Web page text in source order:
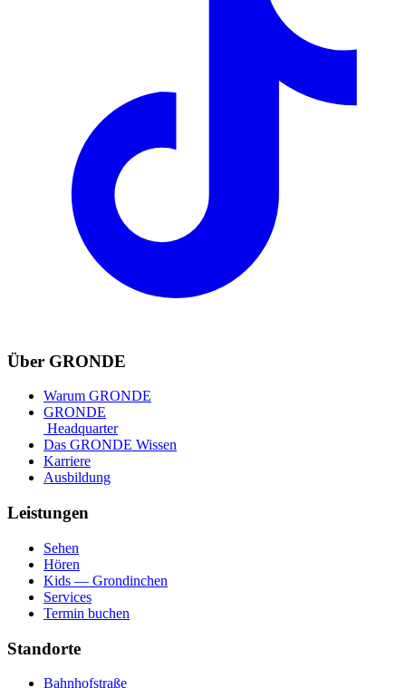
Über GRONDE
Warum GRONDE
GRONDE
Headquarter
Das GRONDE Wissen
Karriere
Ausbildung
Leistungen
Sehen
Hören
Kids — Grondinchen
Services
Termin buchen
Standorte
Bahnhofstraße